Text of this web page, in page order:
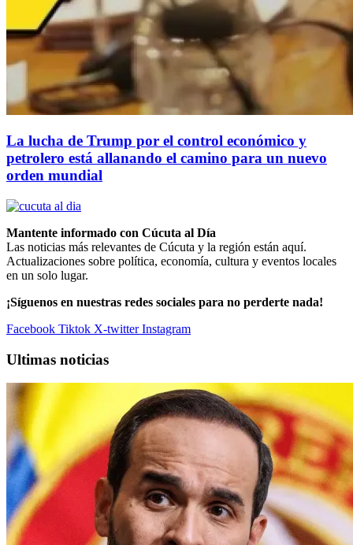
La lucha de Trump por el control económico y
petrolero está allanando el camino para un nuevo
orden mundial
Mantente informado con Cúcuta al Día
Las noticias más relevantes de Cúcuta y la región están aquí.
Actualizaciones sobre política, economía, cultura y eventos locales
en un solo lugar.
¡Síguenos en nuestras redes sociales para no perderte nada!
Facebook Tiktok X-twitter Instagram
Ultimas noticias